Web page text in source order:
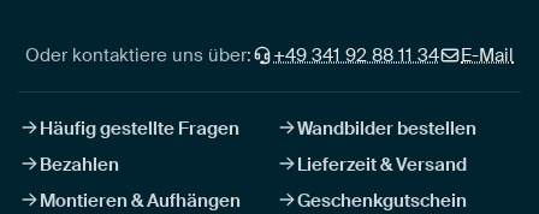
Oder kontaktiere uns über: +49 341 92 88 11 34 E-Mail
Häufig gestellte Fragen
Wandbilder bestellen
Bezahlen
Lieferzeit & Versand
Montieren & Aufhängen
Geschenkgutschein